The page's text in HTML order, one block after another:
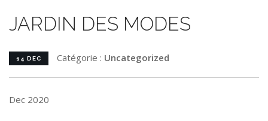
JARDIN DES MODES
14 DEC Catégorie : Uncategorized
Dec 2020